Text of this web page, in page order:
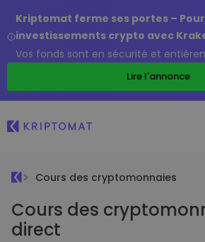
Kriptomat ferme ses portes –
investissements crypto avec
Vos fonds sont en sécurité et
Lire l'annonce
Cours des cryptomonnaies
Cours des
direct